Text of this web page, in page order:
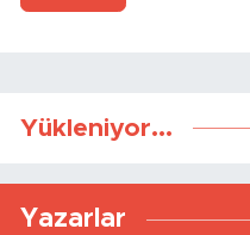
Yükleniyor...
Yazarlar